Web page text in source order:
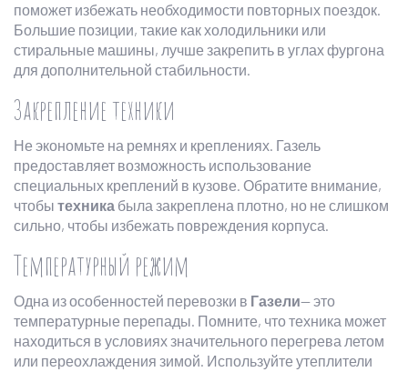
поможет избежать необходимости повторных поездок.
Большие позиции, такие как холодильники или
стиральные машины, лучше закрепить в углах фургона
для дополнительной стабильности.
Закрепление техники
Не экономьте на ремнях и креплениях. Газель
предоставляет возможность использование
специальных креплений в кузове. Обратите внимание,
чтобы техника была закреплена плотно, но не слишком
сильно, чтобы избежать повреждения корпуса.
Температурный режим
Одна из особенностей перевозки в Газели— это
температурные перепады. Помните, что техника может
находиться в условиях значительного перегрева летом
или переохлаждения зимой. Используйте утеплители